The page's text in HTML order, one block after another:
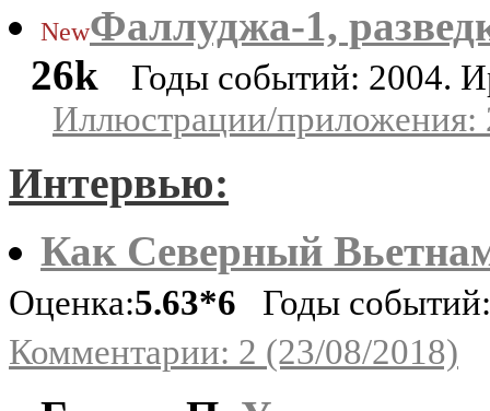
NewФаллуджа-1,
26k
Годы событий: 2004.
Иллюстрации/приложения:
Интервью:
Как Северный
Оценка:5.63*6 Годы
Комментарии: 2 (23/08/2018)